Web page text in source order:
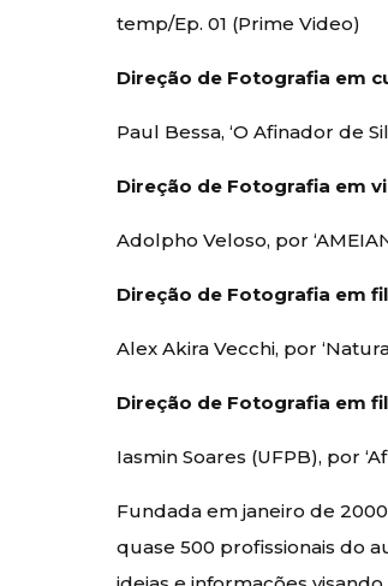
temp/Ep. 01 (Prime Video)
Direção de Fotografia em
Paul Bessa, ‘O Afinador de
Direção de Fotografia em
Adolpho Veloso, por
Direção de Fotografia em
Alex Akira Vecchi, por
Direção de Fotografia em
Iasmin Soares (UFPB), por
Fundada em janeiro de
quase 500 profissionais do